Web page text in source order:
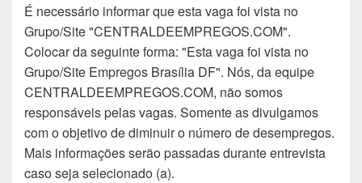
É necessário informar que esta vaga foi vista no
Grupo/Site "CENTRALDEEMPREGOS.COM".
Colocar da seguinte forma: "Esta vaga foi vista no
Grupo/Site Empregos Brasília DF". Nós, da equipe
CENTRALDEEMPREGOS.COM, não somos
responsáveis pelas vagas. Somente as divulgamos
com o objetivo de diminuir o número de desempregos.
Mais informações serão passadas durante entrevista
caso seja selecionado (a).